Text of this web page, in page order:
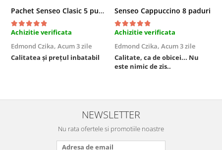
Pachet Senseo Clasic 5 pungi x 48 paduri
Achizitie verificata
Edmond Czika, Acum 3 zile
Calitatea și prețul inbatabil
Senseo Cappuccino 8 paduri
Achizitie verificata
Edmond Czika, Acum 3 zile
Calitate, ca de obicei... Nu
este nimic de zis..
NEWSLETTER
Nu rata ofertele si promotiile noastre